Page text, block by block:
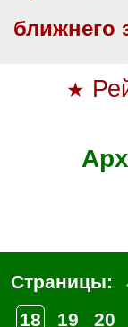
ближнего
★
Страницы:
18
19 20